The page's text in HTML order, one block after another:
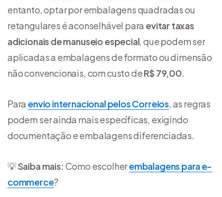
entanto, optar por embalagens quadradas ou
retangulares é aconselhável para evitar taxas
adicionais de manuseio especial, que podem ser
aplicadas a embalagens de formato ou dimensão
não convencionais, com custo deR$ 79,00.
Para envio internacional pelos Correios, as regras
podem ser ainda mais específicas, exigindo
documentação e embalagens diferenciadas.
💡Saiba mais: Como escolherembalagens para e-
commerce?